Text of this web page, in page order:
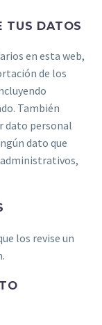
TUS DATOS
en esta web,
de los
También
dato personal
dato que
los revise un